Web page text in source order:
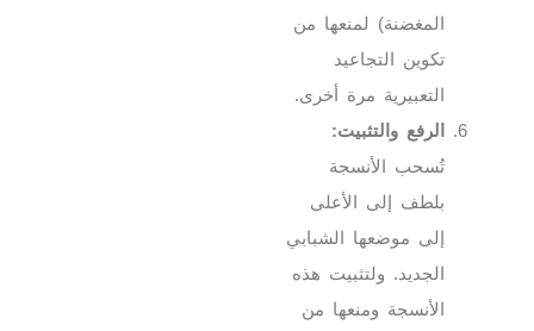
المغضنة) لمنعها من
تكوين التجاعيد
التعبيرية مرة أخرى.
الرفع والتثبيت:
تُسحب الأنسجة
بلطف إلى الأعلى
إلى موضعها الشبابي
الجديد. ولتثبيت هذه
الأنسجة ومنعها من